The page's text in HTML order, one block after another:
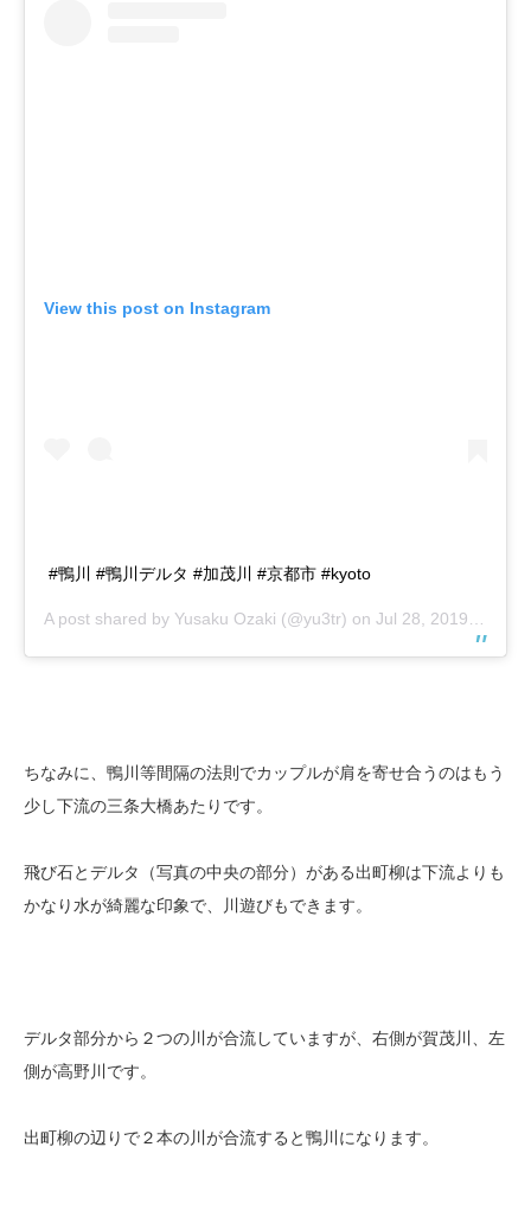
View this post on Instagram
#鴨川 #鴨川デルタ #加茂川 #京都市 #kyoto
A post shared by Yusaku Ozaki (@yu3tr) on Jul 28, 2019 at 1:35am PDT
ちなみに、鴨川等間隔の法則でカップルが肩を寄せ合うのはもう
少し下流の三条大橋あたりです。
飛び石とデルタ（写真の中央の部分）がある出町柳は下流よりも
かなり水が綺麗な印象で、川遊びもできます。
デルタ部分から２つの川が合流していますが、右側が賀茂川、左
側が高野川です。
出町柳の辺りで２本の川が合流すると鴨川になります。